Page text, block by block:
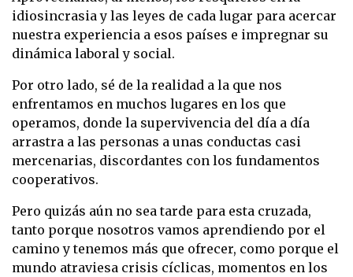
idiosincrasia y las leyes de cada lugar para acercar
nuestra experiencia a esos países e impregnar su
dinámica laboral y social.
Por otro lado, sé de la realidad a la que nos
enfrentamos en muchos lugares en los que
operamos, donde la supervivencia del día a día
arrastra a las personas a unas conductas casi
mercenarias, discordantes con los fundamentos
cooperativos.
Pero quizás aún no sea tarde para esta cruzada,
tanto porque nosotros vamos aprendiendo por el
camino y tenemos más que ofrecer, como porque el
mundo atraviesa crisis cíclicas, momentos en los